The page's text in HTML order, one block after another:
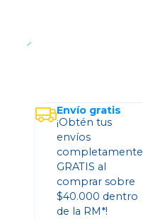
Envío gratis
¡Obtén tus
envíos
completamente
GRATIS al
comprar sobre
$40.000 dentro
de la RM*!